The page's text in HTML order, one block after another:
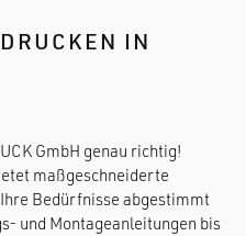
IN
GmbH genau richtig!
maßgeschneiderte
Bedürfnisse abgestimmt
und Montageanleitungen bis